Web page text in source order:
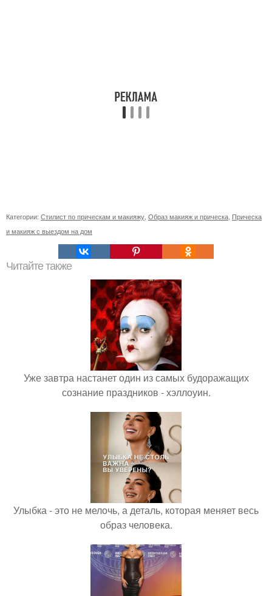
Категории: Стилист по прическам и макияжу Образ макияж и прическа Прическа
и макияж с выездом на дом
Читайте также
Уже завтра настанет один из самых будоражащих
сознание праздников - хэллоуин.
Улыбка - это не мелочь, а деталь, которая меняет весь
образ человека.